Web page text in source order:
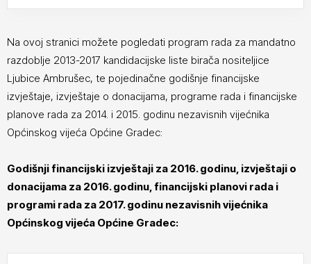
Na ovoj stranici možete pogledati program rada za mandatno
razdoblje 2013-2017 kandidacijske liste birača nositeljice
Ljubice Ambrušec, te pojedinačne godišnje financijske
izvještaje, izvještaje o donacijama, programe rada i financijske
planove rada za 2014. i 2015. godinu nezavisnih vijećnika
Općinskog vijeća Općine Gradec:
Godišnji financijski izvještaji za 2016. godinu, izvještaji o
donacijama za 2016. godinu, financijski planovi rada i
programi rada za 2017. godinu nezavisnih vijećnika
Općinskog vijeća Općine Gradec: